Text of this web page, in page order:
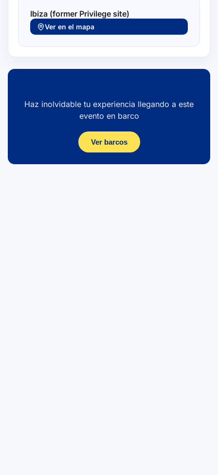
Ibiza (former Privilege site)
Ver en el mapa
Haz inolvidable tu experiencia llegando a este
evento en barco
Ver barcos